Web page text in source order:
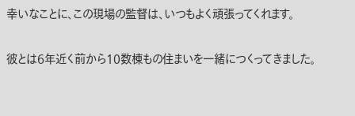
幸いなことに、この現場の監督は、いつもよく頑張ってくれます。
彼とは6年近く前から10数棟もの住まいを一緒につくってきました。